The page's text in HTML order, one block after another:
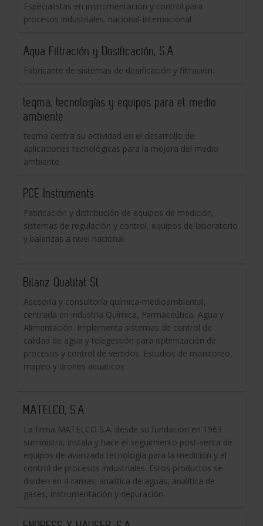
Especialistas en instrumentación y control para
procesos industriales. nacional-internacional
Aqua Filtración y Dosificación, S.A.
Fabricante de sistemas de dosificación y filtración.
teqma, tecnologías y equipos para el medio
ambiente
teqma centra su actividad en el desarrollo de
aplicaciones tecnológicas para la mejora del medio
ambiente.
PCE Instruments
Fabricación y distribución de equipos de medición,
sistemas de regulación y control, equipos de laboratorio
y balanzas a nivel nacional.
Bilanz Qualitat Sl
Asesoría y consultoría química-medioambiental,
centrada en industria Química, Farmaceútica, Agua y
Alimentación. Implementa sistemas de control de
calidad de agua y telegestión para optimización de
procesos y control de vertidos. Estudios de monitoreo,
mapeo y drones acuaticos
MATELCO, S.A.
La firma MATELCO S.A. desde su fundación en 1963
suministra, instala y hace el seguimiento post-venta de
equipos de avanzada tecnología para la medición y el
control de procesos industriales. Estos productos se
dividen en 4 ramas; analítica de aguas, analítica de
gases, instrumentación y depuración.